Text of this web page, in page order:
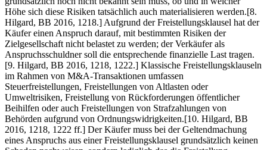
Höhe sich diese Risiken tatsächlich auch materialisieren werden.[8.
Hilgard, BB 2016, 1218.] Aufgrund der Freistellungsklausel hat der
Käufer einen Anspruch darauf, mit bestimmten Risiken der
Zielgesellschaft nicht belastet zu werden; der Verkäufer als
Anspruchsschuldner soll die entsprechende finanzielle Last tragen.
[9. Hilgard, BB 2016, 1218, 1222.] Klassische Freistellungsklauseln
im Rahmen von M&A-Transaktionen umfassen
Steuerfreistellungen, Freistellungen von Altlasten oder
Umweltrisiken, Freistellung von Rückforderungen öffentlicher
Beihilfen oder auch Freistellungen von Strafzahlungen von
Behörden aufgrund von Ordnungswidrigkeiten.[10. Hilgard, BB
2016, 1218, 1222 ff.] Der Käufer muss bei der Geltendmachung
eines Anspruchs aus einer Freistellungsklausel grundsätzlich keinen